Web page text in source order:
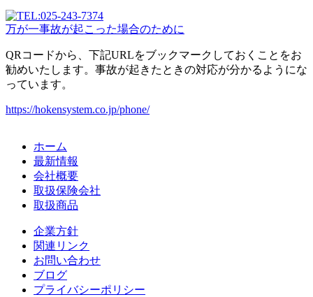
万が一事故が起こった場合のために
QRコードから、下記URLをブックマークしておくことをお
勧めいたします。事故が起きたときの対応が分かるようにな
っています。
https://hokensystem.co.jp/phone/
ホーム
最新情報
会社概要
取扱保険会社
取扱商品
企業方針
関連リンク
お問い合わせ
ブログ
プライバシーポリシー